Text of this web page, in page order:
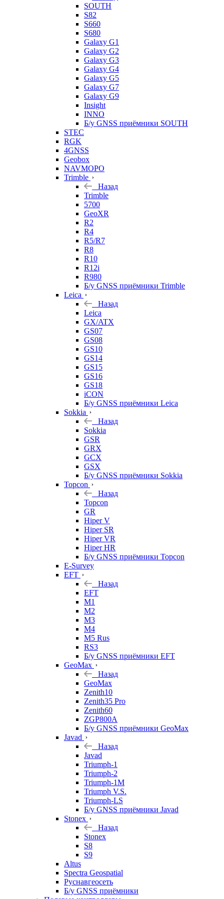
SOUTH
S82
S660
S680
Galaxy G1
Galaxy G2
Galaxy G3
Galaxy G4
Galaxy G5
Galaxy G7
Galaxy G9
Insight
INNO
Б/у GNSS приёмники SOUTH
STEC
RGK
4GNSS
Geobox
NAVMOPO
Trimble
Назад
Trimble
5700
GeoXR
R2
R4
R5/R7
R8
R10
R12i
R980
Б/у GNSS приёмники Trimble
Leica
Назад
Leica
GX/ATX
GS07
GS08
GS10
GS14
GS15
GS16
GS18
iCON
Б/у GNSS приёмники Leica
Sokkia
Назад
Sokkia
GSR
GRX
GCX
GSX
Б/у GNSS приёмники Sokkia
Topcon
Назад
Topcon
GR
Hiper V
Hiper SR
Hiper VR
Hiper HR
Б/у GNSS приёмники Topcon
E-Survey
EFT
Назад
EFT
M1
M2
M3
M4
M5 Rus
RS3
Б/у GNSS приёмники EFT
GeoMax
Назад
GeoMax
Zenith10
Zenith35 Pro
Zenith60
ZGP800A
Б/у GNSS приёмники GeoMax
Javad
Назад
Javad
Triumph-1
Triumph-2
Triumph-1M
Triumph V.S.
Triumph-LS
Б/у GNSS приёмники Javad
Stonex
Назад
Stonex
S8
S9
Altus
Spectra Geospatial
Руснавгеосеть
Б/у GNSS приёмники